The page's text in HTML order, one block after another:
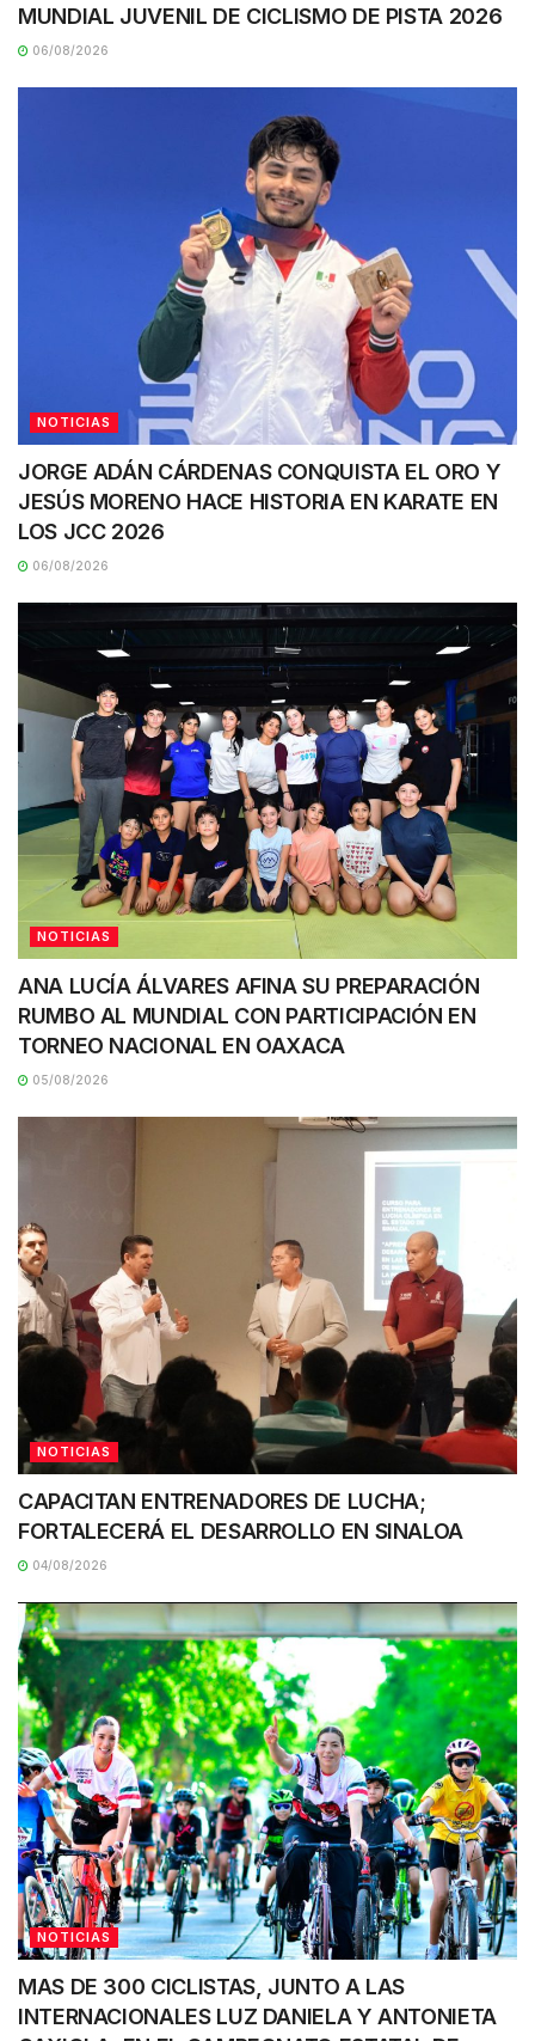
MUNDIAL JUVENIL DE CICLISMO DE PISTA 2026
06/08/2026
NOTICIAS
JORGE ADÁN CÁRDENAS CONQUISTA EL ORO Y
JESÚS MORENO HACE HISTORIA EN KARATE EN
LOS JCC 2026
06/08/2026
NOTICIAS
ANA LUCÍA ÁLVARES AFINA SU PREPARACIÓN
RUMBO AL MUNDIAL CON PARTICIPACIÓN EN
TORNEO NACIONAL EN OAXACA
05/08/2026
NOTICIAS
CAPACITAN ENTRENADORES DE LUCHA;
FORTALECERÁ EL DESARROLLO EN SINALOA
04/08/2026
NOTICIAS
MAS DE 300 CICLISTAS, JUNTO A LAS
INTERNACIONALES LUZ DANIELA Y ANTONIETA